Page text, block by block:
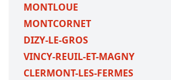
MONTLOUE
MONTCORNET
DIZY-LE-GROS
VINCY-REUIL-ET-MAGNY
CLERMONT-LES-FERMES